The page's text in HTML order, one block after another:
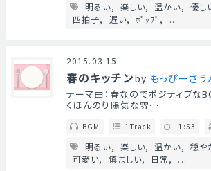
明るい 楽しい 温かい 優し
四拍子
遅い ﾎﾟｯﾌﾟ ...
2015.03.15
春のキッチンby もっぴーさう
テーマ曲：春なのでポジティブな
くほんのり陽気な雰…
BGM 1Track 1:53
明るい 楽しい 温かい 穏や
可愛い
慎ましい 日常 ...